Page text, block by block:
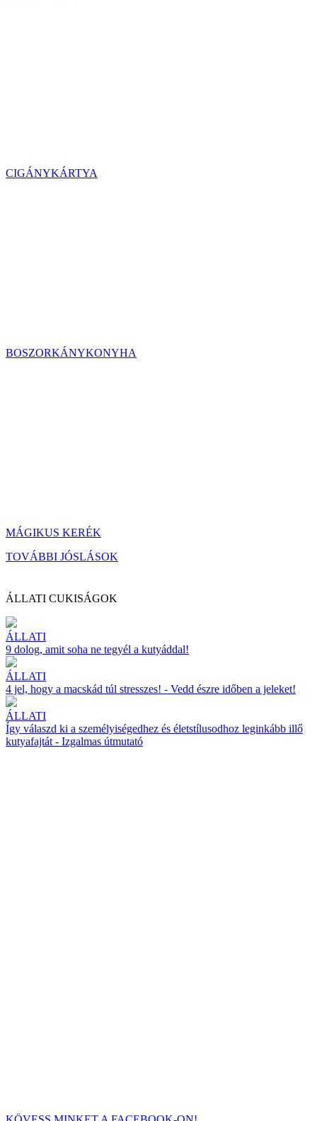
CIGÁNYKÁRTYA
BOSZORKÁNYKONYHA
MÁGIKUS KERÉK
TOVÁBBI JÓSLÁSOK
ÁLLATI CUKISÁGOK
ÁLLATI
9 dolog, amit soha ne tegyél a kutyáddal!
ÁLLATI
4 jel, hogy a macskád túl stresszes! - Vedd észre időben a jeleket!
ÁLLATI
Így válaszd ki a személyiségedhez és életstílusodhoz leginkább illő
kutyafajtát - Izgalmas útmutató